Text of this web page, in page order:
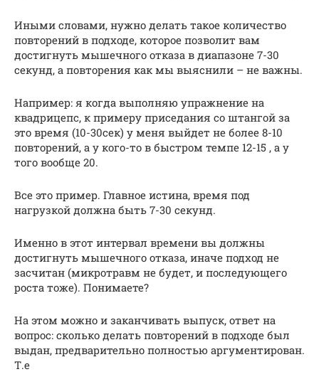
Иными словами, нужно делать такое количество
повторений в подходе, которое позволит вам
достигнуть мышечного отказа в диапазоне 7-30
секунд, а повторения как мы выяснили – не важны.
Например: я когда выполняю упражнение на
квадрицепс, к примеру приседания со штангой за
это время (10-30сек) у меня выйдет не более 8-10
повторений, а у кого-то в быстром темпе 12-15 , а у
того вообще 20.
Все это пример. Главное истина, время под
нагрузкой должна быть 7-30 секунд.
Именно в этот интервал времени вы должны
достигнуть мышечного отказа, иначе подход не
засчитан (микротравм не будет, и последующего
роста тоже). Понимаете?
На этом можно и заканчивать выпуск, ответ на
вопрос: сколько делать повторений в подходе был
выдан, предварительно полностью аргументирован.
Т.е